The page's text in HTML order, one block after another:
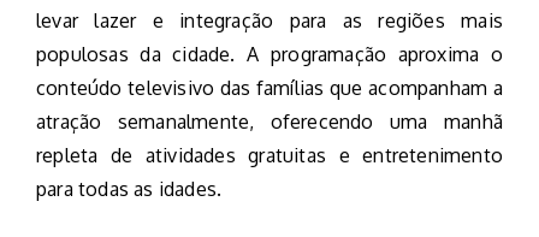
levar lazer e integração para as regiões mais
populosas da cidade. A programação aproxima o
conteúdo televisivo das famílias que acompanham a
atração semanalmente, oferecendo uma manhã
repleta de atividades gratuitas e entretenimento
para todas as idades.